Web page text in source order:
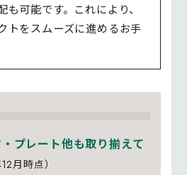
可能です。これにより、
トをスムーズに進めるお手
プレート他も取り揃えて
月時点）